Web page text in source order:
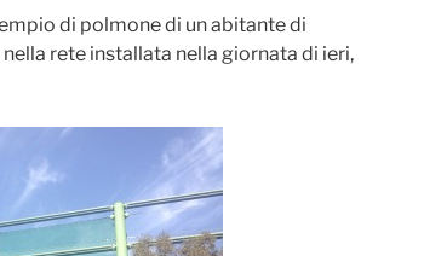
di polmone di un abitante di
rete installata nella giornata di ieri,